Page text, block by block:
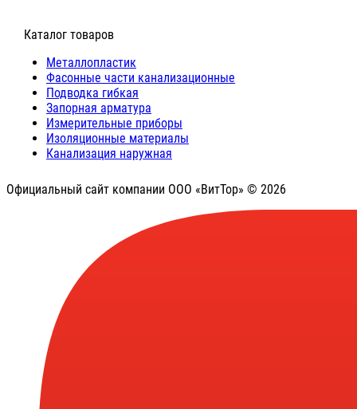
⠀Каталог товаров
Металлопластик
Фасонные части канализационные
Подводка гибкая
Запорная арматура
Измерительные приборы
Изоляционные материалы
Канализация наружная
Официальный сайт компании ООО «ВитТор» © 2026